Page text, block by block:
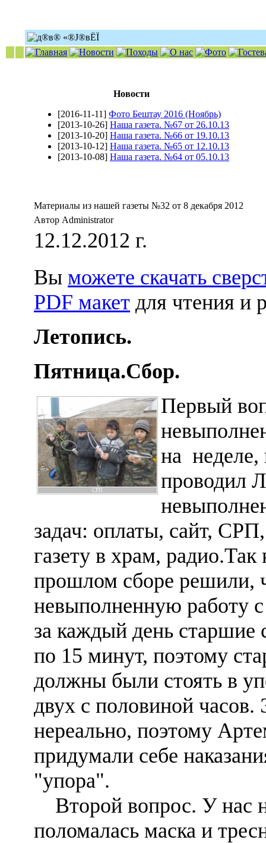
Новости
[2016-11-11] Фото Бештау 2016 (Ноябрь)
[2013-10-26] Наша газета. №67 от 26.10.13
[2013-10-20] Наша газета. №66 от 19.10.13
[2013-10-12] Наша газета. №65 от 12.10.13
[2013-10-08] Наша газета. №64 от 05.10.13
Материалы из нашей газеты №32 от 8 декабря 2012
Автор Administrator
12.12.2012 г.
Вы можете скачать
PDF макет для чтения и
Летопись.
Пятница.Сбор.
СРП
Первый
на неделе,
проводил
задач: оплаты, сайт,
газету в храм, радио.Так
прошлом сборе решили,
невыполненную работу
за каждый день старшие
по 15 минут, поэтому
должны были стоять в
двух с половиной часов.
нереально, поэтому
придумали себе
"упора".
Второй вопрос. У нас
поломалась маска и